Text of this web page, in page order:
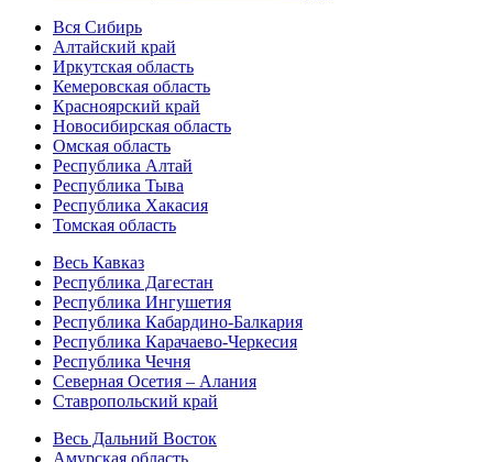
Вся Сибирь
Алтайский край
Иркутская область
Кемеровская область
Красноярский край
Новосибирская область
Омская область
Республика Алтай
Республика Тыва
Республика Хакасия
Томская область
Весь Кавказ
Республика Дагестан
Республика Ингушетия
Республика Кабардино-Балкария
Республика Карачаево-Черкесия
Республика Чечня
Северная Осетия – Алания
Ставропольский край
Весь Дальний Восток
Амурская область